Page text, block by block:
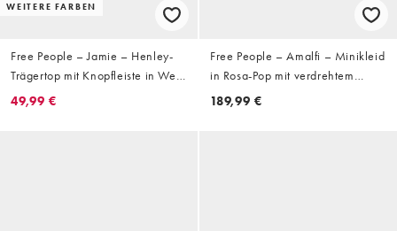
WEITERE FARBEN
Free People – Jamie – Henley-
Trägertop mit Knopfleiste in Weiß
gestreift
49,99 €
Free People – Amalfi – Minikleid
in Rosa-Pop mit verdrehtem
Detail
189,99 €